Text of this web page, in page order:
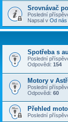
Srovnávač
Poslední
Napsal v Od nás
Spotřeba s
Poslední
Odpovědi: 154
Motory v
Poslední
Odpovědi: 60
Přehled
Poslední